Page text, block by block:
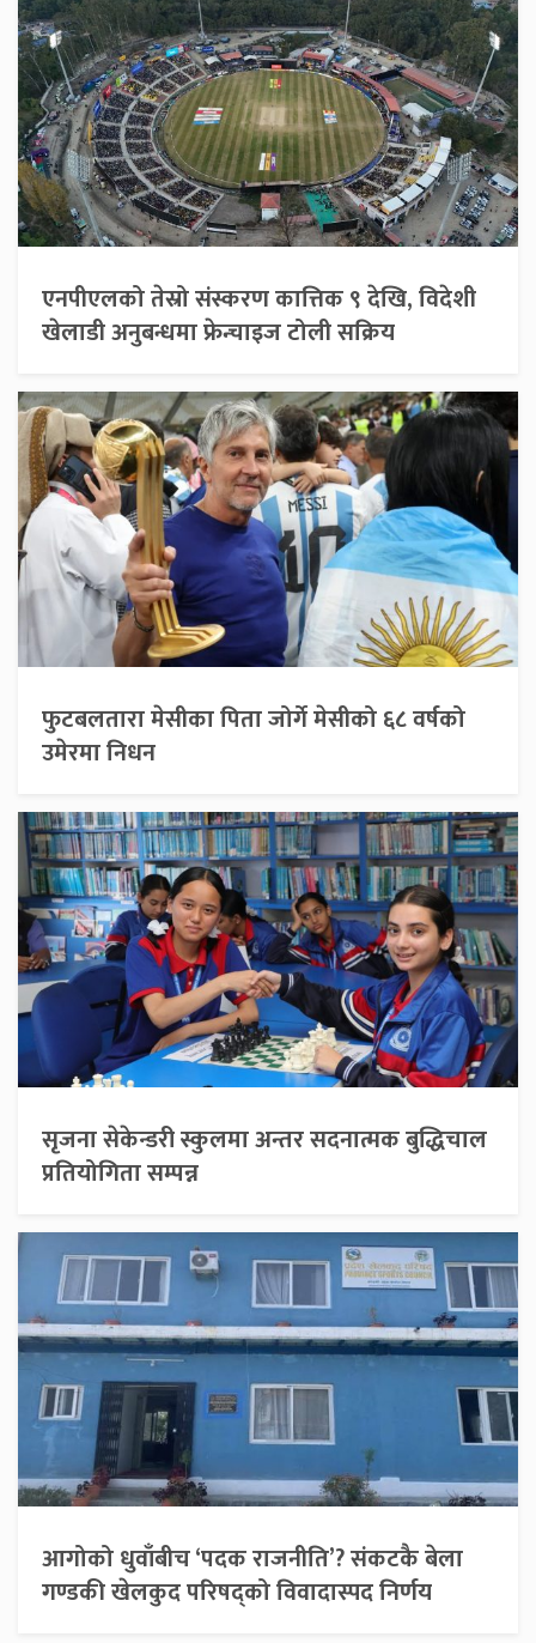
एनपीएलको तेस्रो संस्करण कात्तिक ९ देखि, विदेशी
खेलाडी अनुबन्धमा फ्रेन्चाइज टोली सक्रिय
फुटबलतारा मेसीका पिता जोर्गे मेसीको ६८ वर्षको
उमेरमा निधन
सृजना सेकेन्डरी स्कुलमा अन्तर सदनात्मक बुद्धिचाल
प्रतियोगिता सम्पन्न
आगोको धुवाँबीच ‘पदक राजनीति’? संकटकै बेला
गण्डकी खेलकुद परिषद्को विवादास्पद निर्णय